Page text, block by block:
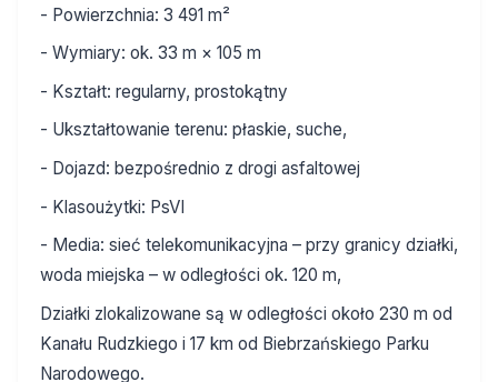
- Powierzchnia: 3 491 m²
- Wymiary: ok. 33 m × 105 m
- Kształt: regularny, prostokątny
- Ukształtowanie terenu: płaskie, suche,
- Dojazd: bezpośrednio z drogi asfaltowej
- Klasoużytki: PsVI
- Media: sieć telekomunikacyjna – przy granicy działki,
woda miejska – w odległości ok. 120 m,
Działki zlokalizowane są w odległości około 230 m od
Kanału Rudzkiego i 17 km od Biebrzańskiego Parku
Narodowego.